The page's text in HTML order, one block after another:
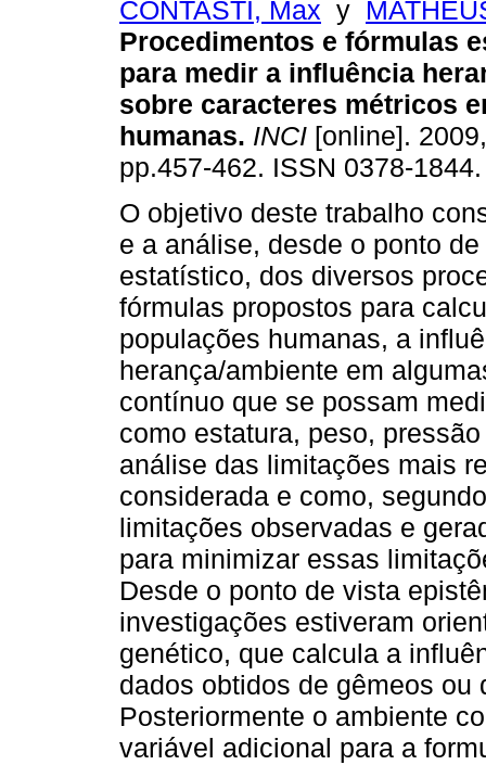
CONTASTI, Max y
Procedimentos e fórmulas
para medir a influência
sobre caracteres métricos
humanas. INCI [online].
pp.457-462. ISSN 0378-1844.
O objetivo deste trabalho
e a análise, desde o ponto
estatístico, dos diversos
fórmulas propostos para
populações humanas, a
herança/ambiente em
contínuo que se possam
como estatura, peso,
análise das limitações mais
considerada e como,
limitações observadas e
para minimizar essas
Desde o ponto de vista
investigações estiveram
genético, que calcula a
dados obtidos de gêmeos ou
Posteriormente o ambiente
variável adicional para a